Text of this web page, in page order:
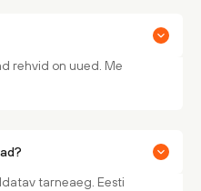
rehvid on uued. Me
tarneaeg. Eesti